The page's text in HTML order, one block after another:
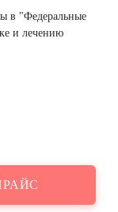
в "Федеральные
и лечению